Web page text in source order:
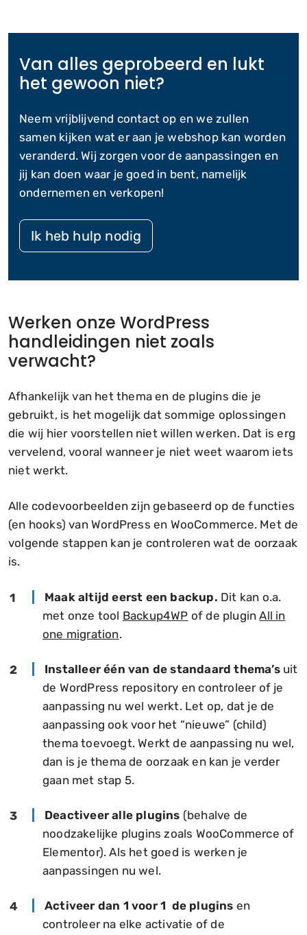
Van alles geprobeerd en lukt
het gewoon niet?
Neem vrijblijvend contact op en we zullen
samen kijken wat er aan je webshop kan worden
veranderd. Wij zorgen voor de aanpassingen en
jij kan doen waar je goed in bent, namelijk
ondernemen en verkopen!
Ik heb hulp nodig
Werken onze WordPress
handleidingen niet zoals
verwacht?
Afhankelijk van het thema en de plugins die je
gebruikt, is het mogelijk dat sommige oplossingen
die wij hier voorstellen niet willen werken. Dat is erg
vervelend, vooral wanneer je niet weet waarom iets
niet werkt.
Alle codevoorbeelden zijn gebaseerd op de functies
(en hooks) van WordPress en WooCommerce. Met de
volgende stappen kan je controleren wat de oorzaak
is.
Maak altijd eerst een backup. Dit kan o.a.
met onze tool Backup4WP of de pluginAll in
one migration.
Installeer één van de standaard thema’suit
de WordPress repository en controleer of je
aanpassing nu wel werkt. Let op, dat je de
aanpassing ook voor het “nieuwe” (child)
thema toevoegt. Werkt de aanpassing nu wel,
dan is je thema de oorzaak en kan je verder
gaan met stap 5.
Deactiveer alle plugins (behalve de
noodzakelijke plugins zoals WooCommerce of
Elementor). Als het goed is werken je
aanpassingen nu wel.
Activeer dan 1 voor 1 de plugins en
controleer na elke activatie of de